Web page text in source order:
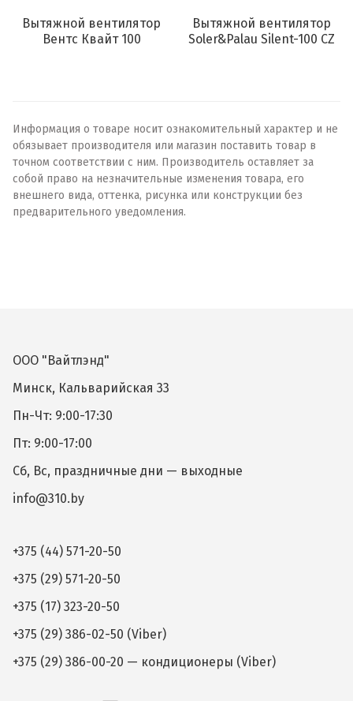
Вытяжной вентилятор
Вентс Квайт 100
Вытяжной вентилятор
Soler&Palau Silent-100 CZ
Информация о товаре носит ознакомительный характер и не
обязывает производителя или магазин поставить товар в
точном соответствии с ним. Производитель оставляет за
собой право на незначительные изменения товара, его
внешнего вида, оттенка, рисунка или конструкции без
предварительного уведомления.
ООО "Вайтлэнд"
Минск, Кальварийская 33
Пн-Чт: 9:00-17:30
Пт: 9:00-17:00
Сб, Вс, праздничные дни — выходные
info@310.by
+375 (44) 571-20-50
+375 (29) 571-20-50
+375 (17) 323-20-50
+375 (29) 386-02-50 (Viber)
+375 (29) 386-00-20 — кондиционеры (Viber)